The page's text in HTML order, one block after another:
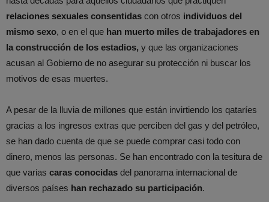
relaciones sexuales consentidas con otros individuos del
mismo sexo, o en el que han muerto miles de trabajadores en
la construcción de los estadios, y que las organizaciones
acusan al Gobierno de no asegurar su protección ni buscar los
motivos de esas muertes.
A pesar de la lluvia de millones que están invirtiendo los qataríes
gracias a los ingresos extras que perciben del gas y del petróleo,
se han dado cuenta de que se puede comprar casi todo con
dinero, menos las personas. Se han encontrado con la tesitura de
que varias caras conocidas del panorama internacional de
diversos países han rechazado su participación.